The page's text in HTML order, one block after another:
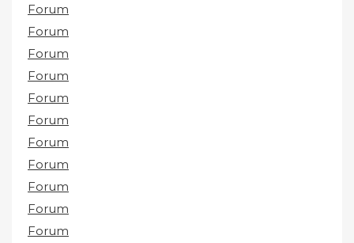
Forum
Forum
Forum
Forum
Forum
Forum
Forum
Forum
Forum
Forum
Forum